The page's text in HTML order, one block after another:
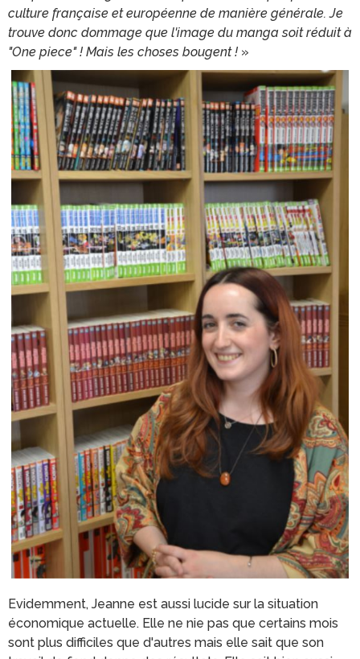
culture française et européenne de manière générale. Je
trouve donc dommage que l'image du manga soit réduit à
"One piece" ! Mais les choses bougent ! »
Evidemment, Jeanne est aussi lucide sur la situation
économique actuelle. Elle ne nie pas que certains mois
sont plus difficiles que d'autres mais elle sait que son